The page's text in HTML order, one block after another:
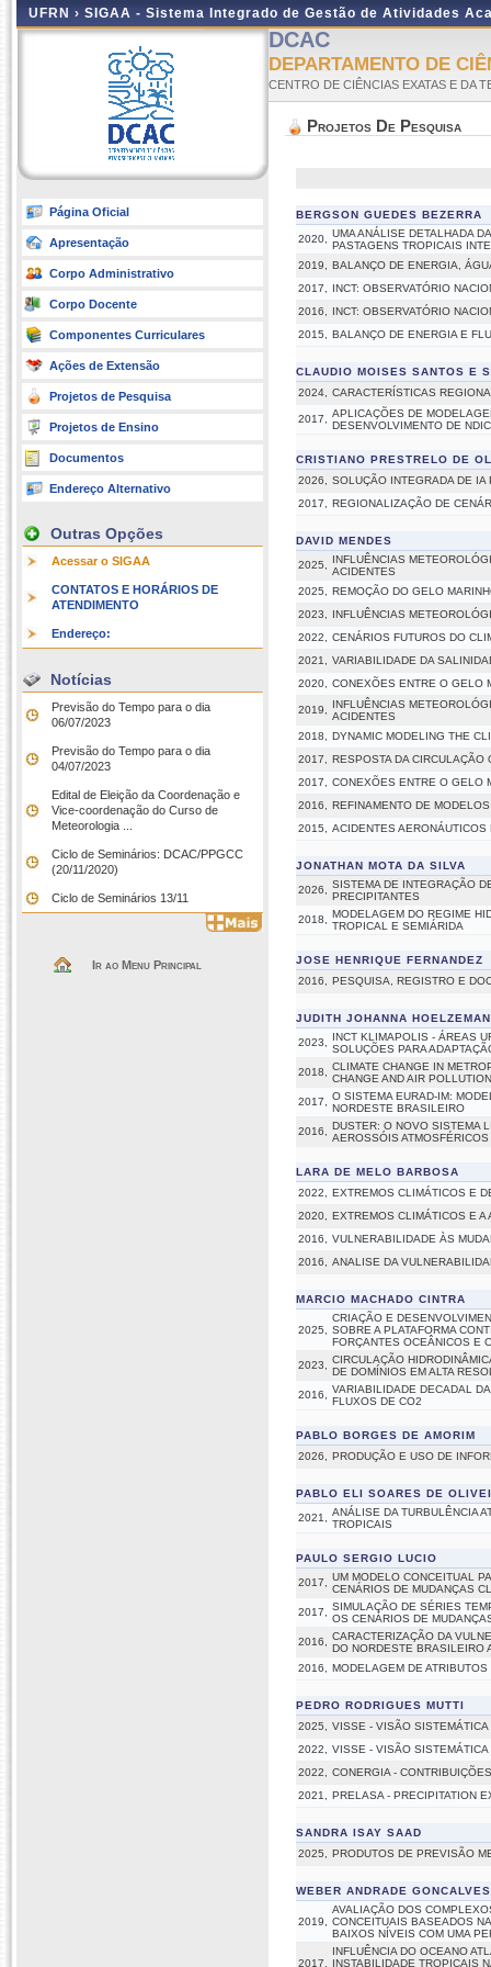
UFRN › SIGAA - Sistema Integrado de Gestão de Atividades
Página Oficial
Apresentação
Corpo Administrativo
Corpo Docente
Componentes Curriculares
Ações de Extensão
Projetos de Pesquisa
Projetos de Ensino
Documentos
Endereço Alternativo
Outras Opções
Acessar o SIGAA
CONTATOS E HORÁRIOS DE
ATENDIMENTO
Endereço:
Notícias
Previsão do Tempo para o dia
06/07/2023
Previsão do Tempo para o dia
04/07/2023
Edital de Eleição da Coordenação e
Vice-coordenação do Curso de
Meteorologia ...
Ciclo de Seminários: DCAC/PPGCC
(20/11/2020)
Ciclo de Seminários 13/11
Ir ao Menu Principal
DCAC
DEPARTAMENTO DE
CENTRO DE CIÊNCIAS EXATAS E DA
Projetos De Pesquisa
BERGSON GUEDES BEZERRA
2020,
UMA ANÁLISE DETALHADA
PASTAGENS TROPICAIS
2019,
BALANÇO DE ENERGIA,
2017,
INCT: OBSERVATÓRIO
2016,
INCT: OBSERVATÓRIO
2015,
BALANÇO DE ENERGIA E
CLAUDIO MOISES SANTOS E
2024,
CARACTERÍSTICAS
2017,
APLICAÇÕES DE
DESENVOLVIMENTO DE
CRISTIANO PRESTRELO DE
2026,
SOLUÇÃO INTEGRADA DE
2017,
REGIONALIZAÇÃO DE
DAVID MENDES
2025,
INFLUÊNCIAS
ACIDENTES
2025,
REMOÇÃO DO GELO
2023,
INFLUÊNCIAS
2022,
CENÁRIOS FUTUROS DO
2021,
VARIABILIDADE DA
2020,
CONEXÕES ENTRE O GELO
2019,
INFLUÊNCIAS
ACIDENTES
2018,
DYNAMIC MODELING THE
2017,
RESPOSTA DA CIRCULAÇÃO
2017,
CONEXÕES ENTRE O GELO
2016,
REFINAMENTO DE
2015,
ACIDENTES
JONATHAN MOTA DA SILVA
2026,
SISTEMA DE INTEGRAÇÃO
PRECIPITANTES
2018,
MODELAGEM DO REGIME
TROPICAL E SEMIÁRIDA
JOSE HENRIQUE FERNANDEZ
2016,
PESQUISA, REGISTRO E
JUDITH JOHANNA
2023,
INCT KLIMAPOLIS - ÁREAS
SOLUÇÕES PARA
2018,
CLIMATE CHANGE IN
CHANGE AND AIR
2017,
O SISTEMA EURAD-IM:
NORDESTE BRASILEIRO
2016,
DUSTER: O NOVO SISTEMA
AEROSSÓIS ATMOSFÉRICOS
LARA DE MELO BARBOSA
2022,
EXTREMOS CLIMÁTICOS E
2020,
EXTREMOS CLIMÁTICOS E A
2016,
VULNERABILIDADE ÀS
2016,
ANALISE DA
MARCIO MACHADO CINTRA
2025,
CRIAÇÃO E
SOBRE A PLATAFORMA
FORÇANTES OCEÂNICOS E
2023,
CIRCULAÇÃO
DE DOMÍNIOS EM ALTA
2016,
VARIABILIDADE DECADAL
FLUXOS DE CO2
PABLO BORGES DE AMORIM
2026,
PRODUÇÃO E USO DE
PABLO ELI SOARES DE
2021,
ANÁLISE DA TURBULÊNCIA
TROPICAIS
PAULO SERGIO LUCIO
2017,
UM MODELO CONCEITUAL
CENÁRIOS DE MUDANÇAS
2017,
SIMULAÇÃO DE SÉRIES
OS CENÁRIOS DE
2016,
CARACTERIZAÇÃO DA
DO NORDESTE BRASILEIRO
2016,
MODELAGEM DE
PEDRO RODRIGUES MUTTI
2025,
VISSE - VISÃO
2022,
VISSE - VISÃO
2022,
CONERGIA -
2021,
PRELASA - PRECIPITATION
SANDRA ISAY SAAD
2025,
PRODUTOS DE PREVISÃO
WEBER ANDRADE GONCALVES
2019,
AVALIAÇÃO DOS
CONCEITUAIS BASEADOS
BAIXOS NÍVEIS COM UMA
2017,
INFLUÊNCIA DO OCEANO
INSTABILIDADE TROPICAIS